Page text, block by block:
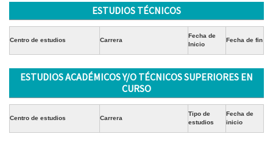
ESTUDIOS TÉCNICOS
Centro de estudios Carrera
Fecha de
Inicio
Fecha de fin
ESTUDIOS ACADÉMICOS Y/O TÉCNICOS SUPERIORES EN
CURSO
Centro de estudios Carrera
Tipo de
estudios
Fecha de
inicio